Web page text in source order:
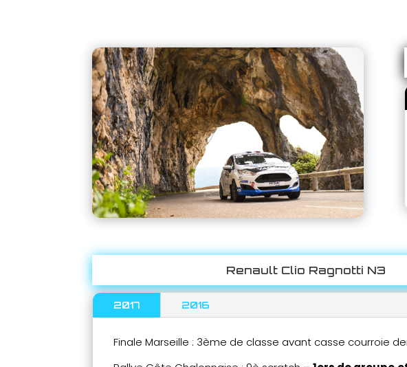
Renault Clio Ragnotti N3
2017 2016
Finale Marseille : 3ème de classe avant casse courroie